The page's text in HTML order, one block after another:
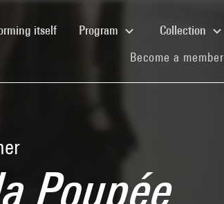
itself(current)Program Collection
Become a member
Poupée